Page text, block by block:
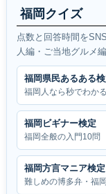
福岡クイズ
点数と回答時間を
人編・ご当地グルメ
福岡県民あるある
福岡人なら秒でわか
福岡ビギナー検定
福岡全般の入門10問
福岡方言マニア検定
難しめの博多弁・福